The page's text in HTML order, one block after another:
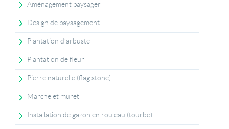
Aménagement paysager
Design de paysagement
Plantation d’arbuste
Plantation de fleur
Pierre naturelle (flag stone)
Marche et muret
Installation de gazon en rouleau (tourbe)